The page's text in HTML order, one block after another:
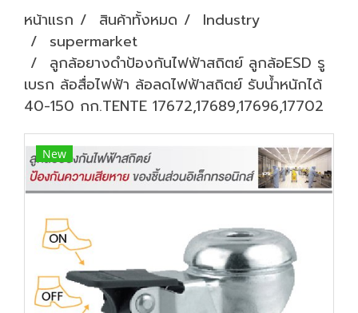
หน้าแรก สินค้าทั้งหมด
Industry
supermarket
ลูกล้อยางดำป้องกันไฟฟ้าสถิตย์ ลูกล้อESD รู
เบรก ล้อสื่อไฟฟ้า ล้อลดไฟฟ้าสถิตย์ รับน้ำหนักได้
40-150 กก.TENTE 17672,17689,17696,17702
New